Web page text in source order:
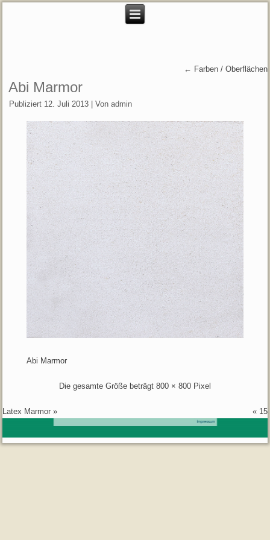
← Farben / Oberflächen
Abi Marmor
Publiziert 12. Juli 2013 |Von admin
Abi Marmor
Die gesamte Größe beträgt 800 × 800 Pixel
Latex Marmor » « 15